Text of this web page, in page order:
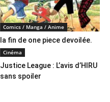
Comics / Manga / Anime
la fin de one piece devoilée.
Cinéma
Justice League : L’avis d’HIRU
sans spoiler